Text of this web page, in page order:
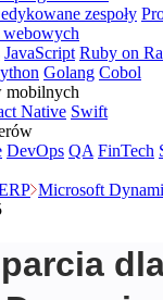
zespoły
JavaScript Ruby on
Golang Cobol
mobilnych
Native Swift
DevOps QA FinTech
Microsoft